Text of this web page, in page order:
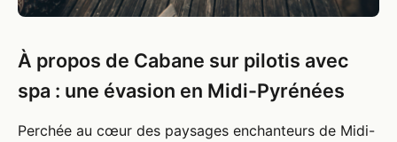
À propos de Cabane sur pilotis avec
spa : une évasion en Midi-Pyrénées
Perchée au cœur des paysages enchanteurs de Midi-